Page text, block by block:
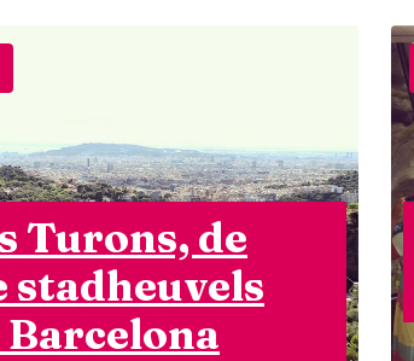
Turons, de
stadheuvels
Barcelona